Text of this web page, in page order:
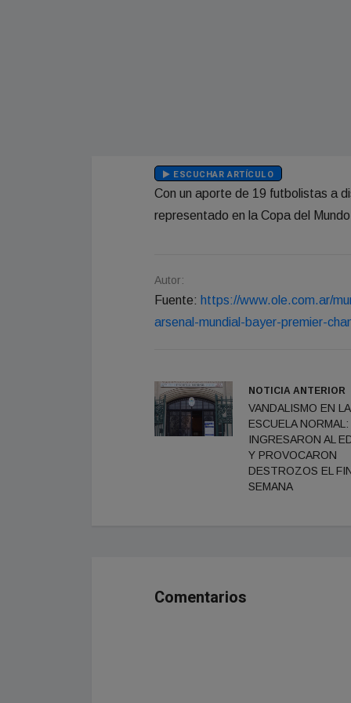
ESCUCHAR ARTÍCULO
Con un aporte de 19 futbolistas a
representado en la Copa del
Autor:
Fuente: https://www.ole.com.ar/
arsenal-mundial-bayer-premier-
NOTICIA ANTERIOR
VANDALISMO EN LA
ESCUELA NORMAL:
INGRESARON AL
Y PROVOCARON
DESTROZOS EL
SEMANA
Comentarios